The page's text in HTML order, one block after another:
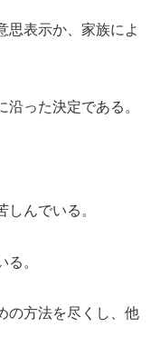
表示か、家族によ
った決定である。
んでいる。
。
方法を尽くし、他